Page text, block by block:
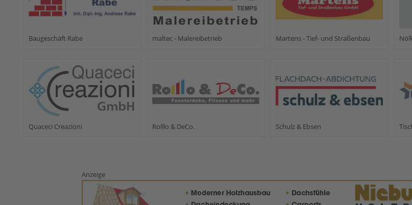
Baugeschäft Rabe maltec - Malereibetrieb Martens - Tief- und Straßenbau
Quaceci Creazioni Rolllo & DeCo. Schulz & Ebsen
Anzeige